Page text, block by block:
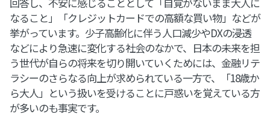
なること」「クレジットカードでの高額な買い物」などが
挙がっています。少子高齢化に伴う人口減少やDXの浸透
などにより急速に変化する社会のなかで、日本の未来を担
う世代が自らの将来を切り開いていくためには、金融リテ
ラシーのさらなる向上が求められている一方で、「18歳か
ら大人」という扱いを受けることに戸惑いを覚えている方
が多いのも事実です。